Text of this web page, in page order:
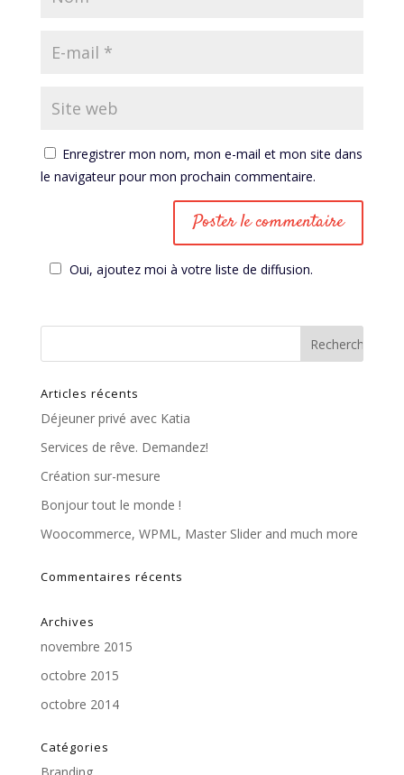
Enregistrer mon nom, mon e-mail et mon site dans
le navigateur pour mon prochain commentaire.
Oui, ajoutez moi à votre liste de diffusion.
Articles récents
Déjeuner privé avec Katia
Services de rêve. Demandez!
Création sur-mesure
Bonjour tout le monde !
Woocommerce, WPML, Master Slider and much more
Commentaires récents
Archives
novembre 2015
octobre 2015
octobre 2014
Catégories